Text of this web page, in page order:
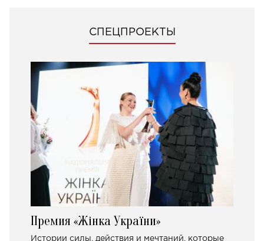
СПЕЦПРОЕКТЫ
Премия «Жінка України»
Истории силы, действия и мечтаний, которые